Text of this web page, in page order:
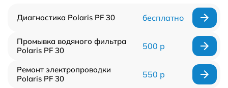
Диагностика Polaris PF 30 бесплатно
Промывка водяного фильтра
Polaris PF 30
500 р
Ремонт электропроводки
Polaris PF 30
550 р